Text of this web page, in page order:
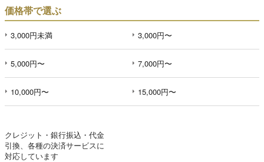
価格帯で選ぶ
3,000円未満 3,000円〜
5,000円〜 7,000円〜
10,000円〜 15,000円〜
クレジット・銀行振込・代金
引換、各種の決済サービスに
対応しています